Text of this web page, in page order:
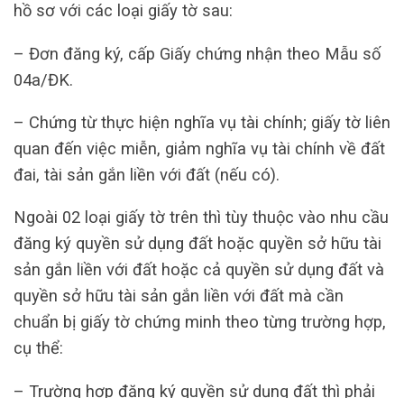
hồ sơ với các loại giấy tờ sau:
– Đơn đăng ký, cấp Giấy chứng nhận theo Mẫu số
04a/ĐK.
– Chứng từ thực hiện nghĩa vụ tài chính; giấy tờ liên
quan đến việc miễn, giảm nghĩa vụ tài chính về đất
đai, tài sản gắn liền với đất (nếu có).
Ngoài 02 loại giấy tờ trên thì tùy thuộc vào nhu cầu
đăng ký quyền sử dụng đất hoặc quyền sở hữu tài
sản gắn liền với đất hoặc cả quyền sử dụng đất và
quyền sở hữu tài sản gắn liền với đất mà cần
chuẩn bị giấy tờ chứng minh theo từng trường hợp,
cụ thể:
– Trường hợp đăng ký quyền sử dụng đất thì phải